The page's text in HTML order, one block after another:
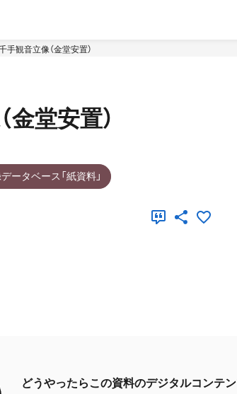
手観音立像（金堂安置）
堂安置）
ータベース「紙資料」
どうやったらこの資料のデジタルコンテ